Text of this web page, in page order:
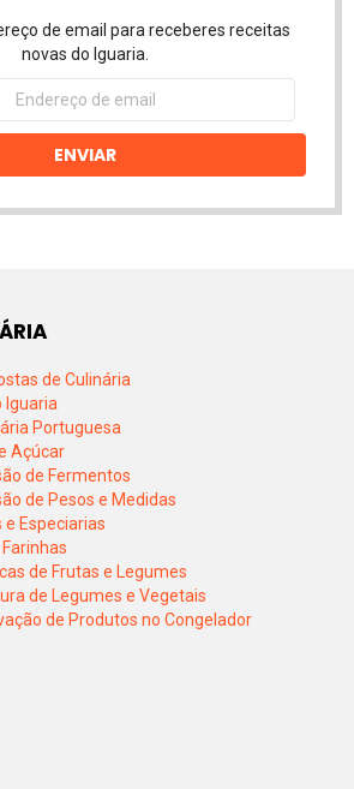
de email para receberes receitas
novas do Iguaria.
ENVIAR
de Culinária
Iguaria
Portuguesa
Açúcar
de Fermentos
de Pesos e Medidas
e Especiarias
de Frutas e Legumes
de Legumes e Vegetais
de Produtos no Congelador